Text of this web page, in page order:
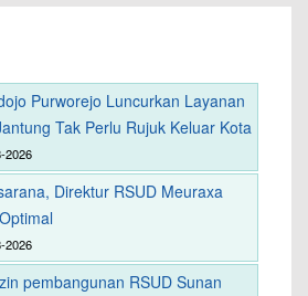
Purworejo Luncurkan Layanan
Tak Perlu Rujuk Keluar Kota
2026
Direktur RSUD Meuraxa
2026
pembangunan RSUD Sunan